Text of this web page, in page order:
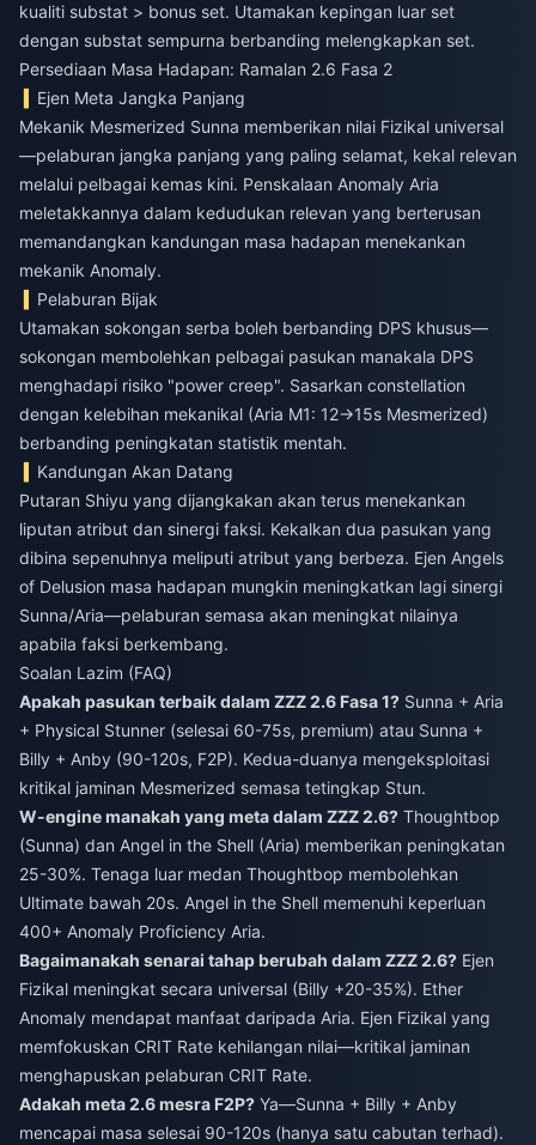
kualiti substat > bonus set. Utamakan kepingan luar set
dengan substat sempurna berbanding melengkapkan set.
Persediaan Masa Hadapan: Ramalan 2.6 Fasa 2
Ejen Meta Jangka Panjang
Mekanik Mesmerized Sunna memberikan nilai Fizikal universal
—pelaburan jangka panjang yang paling selamat, kekal relevan
melalui pelbagai kemas kini. Penskalaan Anomaly Aria
meletakkannya dalam kedudukan relevan yang berterusan
memandangkan kandungan masa hadapan menekankan
mekanik Anomaly.
Pelaburan Bijak
Utamakan sokongan serba boleh berbanding DPS khusus—
sokongan membolehkan pelbagai pasukan manakala DPS
menghadapi risiko "power creep". Sasarkan constellation
dengan kelebihan mekanikal (Aria M1: 12→15s Mesmerized)
berbanding peningkatan statistik mentah.
Kandungan Akan Datang
Putaran Shiyu yang dijangkakan akan terus menekankan
liputan atribut dan sinergi faksi. Kekalkan dua pasukan yang
dibina sepenuhnya meliputi atribut yang berbeza. Ejen Angels
of Delusion masa hadapan mungkin meningkatkan lagi sinergi
Sunna/Aria—pelaburan semasa akan meningkat nilainya
apabila faksi berkembang.
Soalan Lazim (FAQ)
Apakah pasukan terbaik dalam ZZZ 2.6 Fasa 1? Sunna + Aria
+ Physical Stunner (selesai 60-75s, premium) atau Sunna +
Billy + Anby (90-120s, F2P). Kedua-duanya mengeksploitasi
kritikal jaminan Mesmerized semasa tetingkap Stun.
W-engine manakah yang meta dalam ZZZ 2.6? Thoughtbop
(Sunna) dan Angel in the Shell (Aria) memberikan peningkatan
25-30%. Tenaga luar medan Thoughtbop membolehkan
Ultimate bawah 20s. Angel in the Shell memenuhi keperluan
400+ Anomaly Proficiency Aria.
Bagaimanakah senarai tahap berubah dalam ZZZ 2.6? Ejen
Fizikal meningkat secara universal (Billy +20-35%). Ether
Anomaly mendapat manfaat daripada Aria. Ejen Fizikal yang
memfokuskan CRIT Rate kehilangan nilai—kritikal jaminan
menghapuskan pelaburan CRIT Rate.
Adakah meta 2.6 mesra F2P? Ya—Sunna + Billy + Anby
mencapai masa selesai 90-120s (hanya satu cabutan terhad).